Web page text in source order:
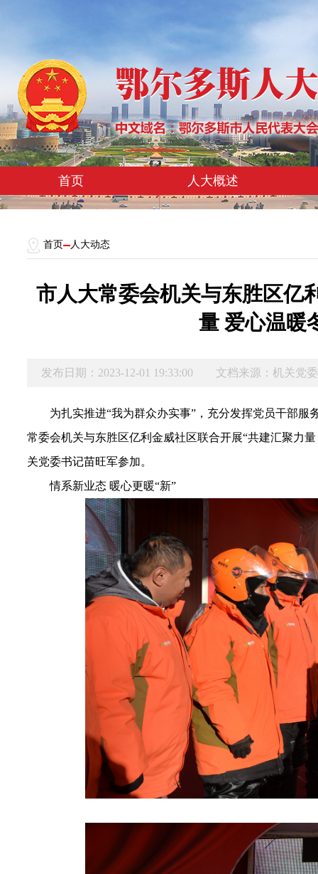
首页 人大概述
首页 人大动态
市人大常委会机关与东胜区亿
量 爱心温暖
发布日期：2023-12-01 19:33:00 文档来源：机关党
为扎实推进“我为群众办实事”，充分发挥党员干部服
常委会机关与东胜区亿利金威社区联合开展“共建汇聚力
关党委书记苗旺军参加。
情系新业态 暖心更暖“新”